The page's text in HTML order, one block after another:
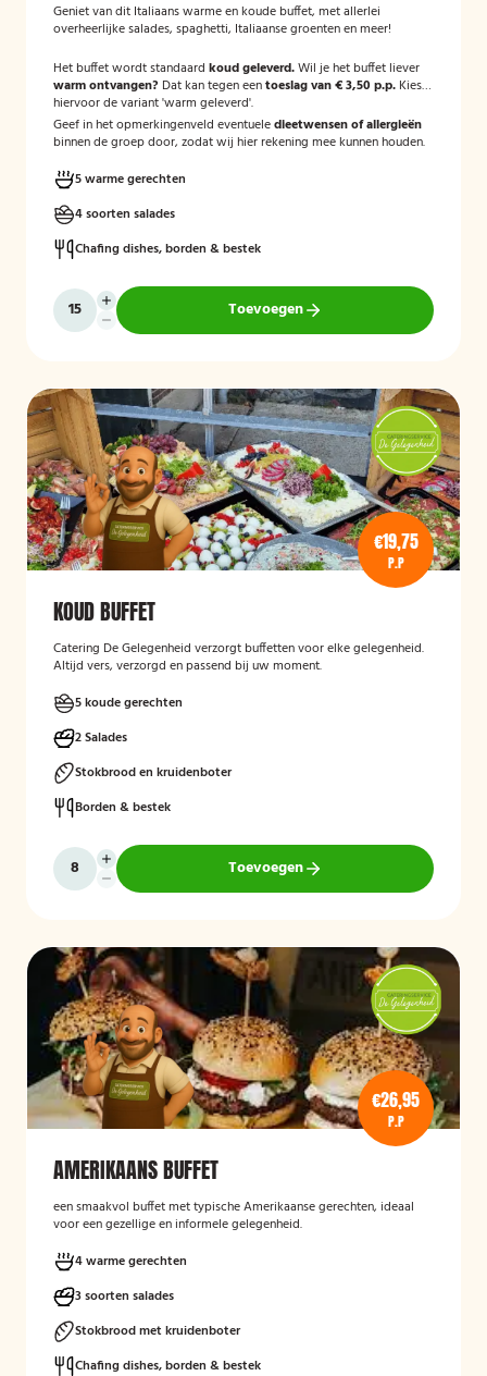
Geniet van dit Italiaans warme en koude buffet, met allerlei
overheerlijke salades, spaghetti, Italiaanse groenten en meer!
Het buffet wordt standaard koud geleverd.Wil je het buffet liever
warm ontvangen? Dat kan tegen eentoeslag van € 3,50 p.p. Kies
hiervoor de variant 'warm geleverd'.
Geef in het opmerkingenveld eventueledieetwensen of allergieën
binnen de groep door, zodat wij hier rekening mee kunnen houden.
5 warme gerechten
4 soorten salades
Chafing dishes, borden & bestek
Toevoegen
€19,75
P.P
KOUD BUFFET
Catering De Gelegenheid verzorgt buffetten voor elke gelegenheid.
Altijd vers, verzorgd en passend bij uw moment.
5 koude gerechten
2 Salades
Stokbrood en kruidenboter
Borden & bestek
Toevoegen
€26,95
P.P
AMERIKAANS BUFFET
een smaakvol buffet met typische Amerikaanse gerechten, ideaal
voor een gezellige en informele gelegenheid.
4 warme gerechten
3 soorten salades
Stokbrood met kruidenboter
Chafing dishes, borden & bestek